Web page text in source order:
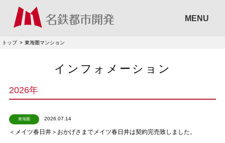
MENU
トップ 東海圏マンション
インフォメーション
2026年
東海圏 2026.07.14
＜メイツ春日井＞おかげさまでメイツ春日井は契約完売致しました。